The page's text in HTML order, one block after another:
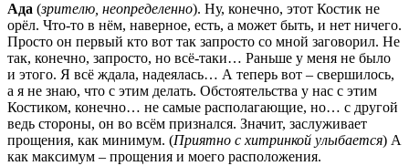
Ада (зрителю, неопределенно). Ну, конечно, этот Костик не
орёл. Что-то в нём, наверное, есть, а может быть, и нет ничего.
Просто он первый кто вот так запросто со мной заговорил. Не
так, конечно, запросто, но всё-таки… Раньше у меня не было
и этого. Я всё ждала, надеялась… А теперь вот – свершилось,
а я не знаю, что с этим делать. Обстоятельства у нас с этим
Костиком, конечно… не самые располагающие, но… с другой
ведь стороны, он во всём признался. Значит, заслуживает
прощения, как минимум. (Приятно с хитринкой улыбается) А
как максимум – прощения и моего расположения.